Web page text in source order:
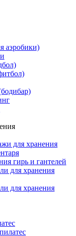
аэробики)
для хранения
гирь и гантелей
для хранения
для хранения